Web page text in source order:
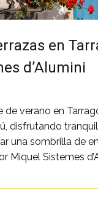
en
d’Alumini
de verano en
disfrutando
una sombrilla de
Miquel Sistemes